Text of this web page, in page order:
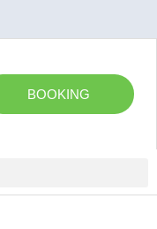
BOOKING